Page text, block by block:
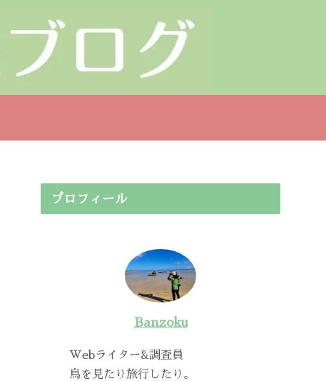
プロフィール
Banzoku
Webライター&調査員
鳥を見たり旅行したり。